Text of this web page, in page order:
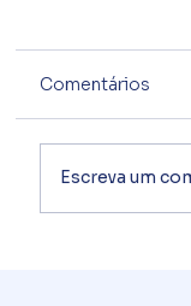
Comentários
Escreva um